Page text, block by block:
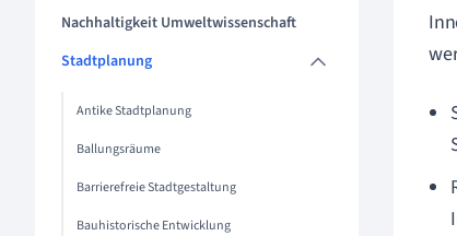
Nachhaltigkeit Umweltwissenschaft
Stadtplanung
Antike Stadtplanung
Ballungsräume
Barrierefreie Stadtgestaltung
Bauhistorische Entwicklung